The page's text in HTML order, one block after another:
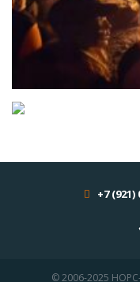
+7 (921)
© 2006-2025